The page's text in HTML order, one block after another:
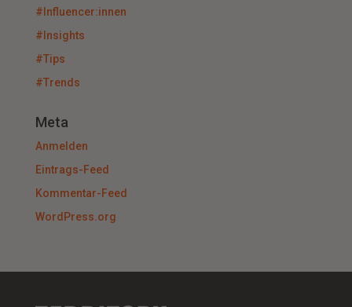
#Influencer:innen
#Insights
#Tips
#Trends
Meta
Anmelden
Eintrags-Feed
Kommentar-Feed
WordPress.org